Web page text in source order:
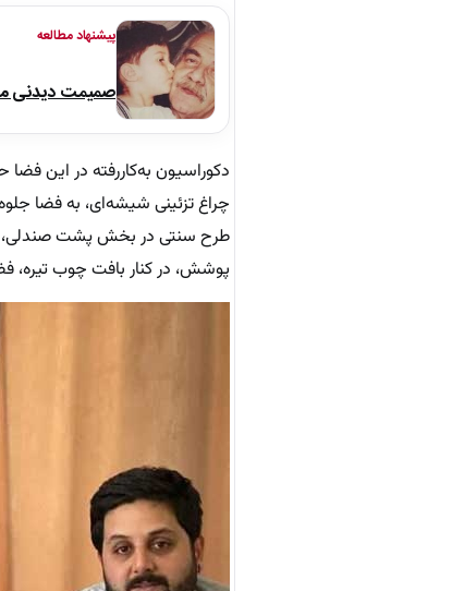
پیشنهاد مطالعه
صمیمت دیدنی
دکوراسیون به‌کاررفته در این
چراغ تزئینی شیشه‌ای، به فضا
طرح سنتی در بخش پشت صندلی،
پوشش، در کنار بافت چوب تیره،